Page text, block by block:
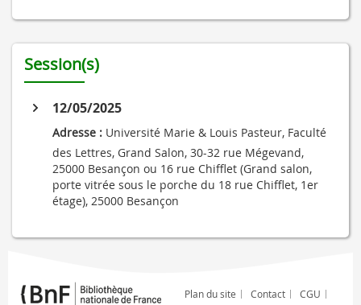
Session(s)
12/05/2025
Adresse : Université Marie & Louis Pasteur, Faculté
des Lettres, Grand Salon, 30-32 rue Mégevand,
25000 Besançon ou 16 rue Chifflet (Grand salon,
porte vitrée sous le porche du 18 rue Chifflet, 1er
étage), 25000 Besançon
Plan du site Contact
CGU